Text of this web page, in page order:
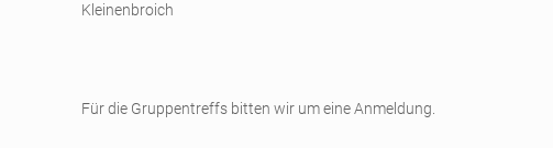
Kleinenbroich
Für die Gruppentreffs bitten wir um eine Anmeldung.